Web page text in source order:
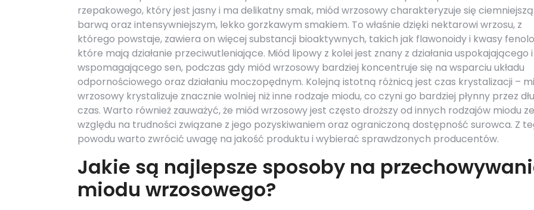
rzepakowego, który jest jasny i ma delikatny smak, miód wrzosowy charakteryzuje się ciemniejszą
barwą oraz intensywniejszym, lekko gorzkawym smakiem. To właśnie dzięki nektarowi wrzosu, z
którego powstaje, zawiera on więcej substancji bioaktywnych, takich jak flawonoidy i kwasy
które mają działanie przeciwutleniające. Miód lipowy z kolei jest znany z działania uspokajającego i
wspomagającego sen, podczas gdy miód wrzosowy bardziej koncentruje się na wsparciu układu
odpornościowego oraz działaniu moczopędnym. Kolejną istotną różnicą jest czas krystalizacji –
wrzosowy krystalizuje znacznie wolniej niż inne rodzaje miodu, co czyni go bardziej płynny przez
czas. Warto również zauważyć, że miód wrzosowy jest często droższy od innych rodzajów miodu ze
względu na trudności związane z jego pozyskiwaniem oraz ograniczoną dostępność surowca. Z
powodu warto zwrócić uwagę na jakość produktu i wybierać sprawdzonych producentów.
Jakie są najlepsze sposoby na
miodu wrzosowego?